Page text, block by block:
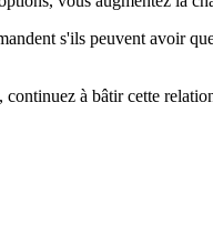
s'ils peuvent avoir
à bâtir cette